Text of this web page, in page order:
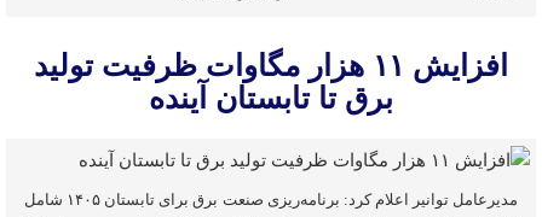
افزایش ۱۱ هزار مگاوات ظرفیت تولید
برق تا تابستان آینده
مدیرعامل توانیر اعلام کرد: برنامه‌ریزی صنعت برق برای تابستان ۱۴۰۵ شامل